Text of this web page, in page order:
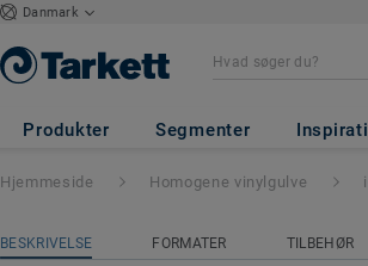
Danmark
Produkter Segmenter
iQ Granit - Granit
Hjemmeside Homogene vinylgulve
BESKRIVELSE FORMATER TILBEHØR